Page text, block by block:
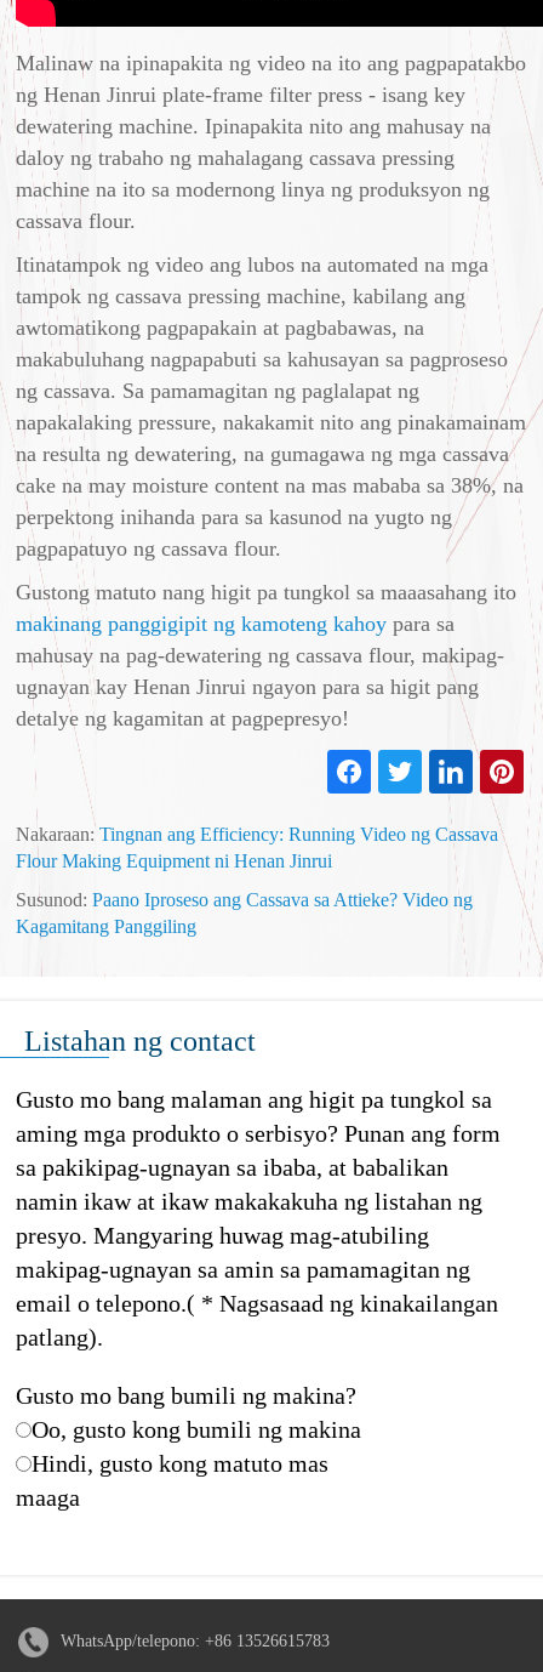
Malinaw na ipinapakita ng video na ito ang pagpapatakbo
ng Henan Jinrui plate-frame filter press - isang key
dewatering machine. Ipinapakita nito ang mahusay na
daloy ng trabaho ng mahalagang cassava pressing
machine na ito sa modernong linya ng produksyon ng
cassava flour.
Itinatampok ng video ang lubos na automated na mga
tampok ng cassava pressing machine, kabilang ang
awtomatikong pagpapakain at pagbabawas, na
makabuluhang nagpapabuti sa kahusayan sa pagproseso
ng cassava. Sa pamamagitan ng paglalapat ng
napakalaking pressure, nakakamit nito ang pinakamainam
na resulta ng dewatering, na gumagawa ng mga cassava
cake na may moisture content na mas mababa sa 38%, na
perpektong inihanda para sa kasunod na yugto ng
pagpapatuyo ng cassava flour.
Gustong matuto nang higit pa tungkol sa maaasahang ito
makinang panggigipit ng kamoteng kahoy para sa
mahusay na pag-dewatering ng cassava flour, makipag-
ugnayan kay Henan Jinrui ngayon para sa higit pang
detalye ng kagamitan at pagpepresyo!
Nakaraan:​Tingnan ang Efficiency: Running Video ng Cassava
Flour Making Equipment ni Henan Jinrui
Susunod:Paano Iproseso ang Cassava sa Attieke? Video ng
Kagamitang Panggiling
Listahan ng contact
Gusto mo bang malaman ang higit pa tungkol sa
aming mga produkto o serbisyo? Punan ang form
sa pakikipag-ugnayan sa ibaba, at babalikan
namin ikaw at ikaw makakakuha ng listahan ng
presyo. Mangyaring huwag mag-atubiling
makipag-ugnayan sa amin sa pamamagitan ng
email o telepono.( * Nagsasaad ng kinakailangan
patlang).
Gusto mo bang bumili ng makina?
Oo, gusto kong bumili ng makina
Hindi, gusto kong matuto mas
maaga
WhatsApp/telepono: +86 13526615783